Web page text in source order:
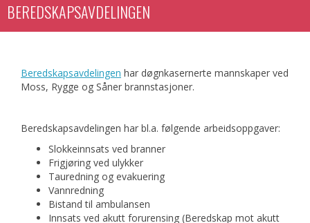
BEREDSKAPSAVDELINGEN
Beredskapsavdelingen har døgnkasernerte mannskaper ved
Moss, Rygge og Såner brannstasjoner.
Beredskapsavdelingen har bl.a. følgende arbeidsoppgaver:
Slokkeinnsats ved branner
Frigjøring ved ulykker
Tauredning og evakuering
Vannredning
Bistand til ambulansen
Innsats ved akutt forurensing (Beredskap mot akutt